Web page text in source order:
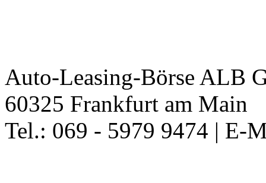
Auto-Leasing-Börse ALB
60325 Frankfurt am Main
Tel.: 069 - 5979 9474 | E-